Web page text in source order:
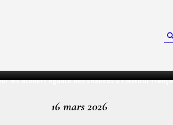
les ateliers égalité des chances à l'institut
16 mars 2026